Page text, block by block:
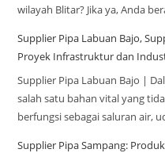
wilayah Blitar? Jika ya, Anda
Supplier Pipa Labuan Bajo,
Proyek Infrastruktur dan
Supplier Pipa Labuan Bajo |
salah satu bahan vital yang
berfungsi sebagai saluran air,
Supplier Pipa Sampang: